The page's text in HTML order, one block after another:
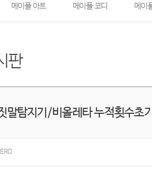
메이플 아트 메이플 코디 메이
판
말탐지기/비올레타 누적횟수초